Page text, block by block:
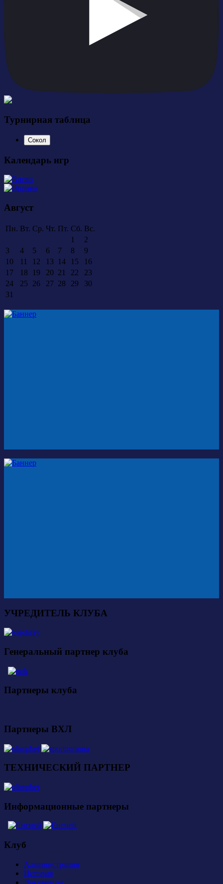
Турнирная таблица
Сокол
Календарь игр
Август
Пн. Вт. Ср. Чт. Пт. Сб. Вс.
1
2
3
4 5 6 7 8
9
10
11 12 13 14 15
16
17
18 19 20 21 22
23
24
25 26 27 28 29
30
31
УЧРЕДИТЕЛЬ КЛУБА
Генеральный партнер клуба
Партнеры клуба
Партнеры ВХЛ
ТЕХНИЧЕСКИЙ ПАРТНЕР
Информационные партнеры
Клуб
Администрация
История
Документы